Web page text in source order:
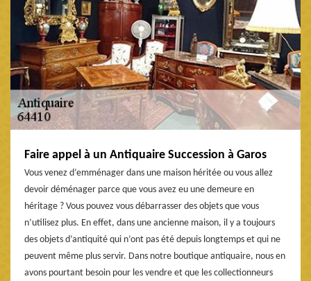
Faire appel à un Antiquaire Succession à Garos
Vous venez d’emménager dans une maison héritée ou vous allez
devoir déménager parce que vous avez eu une demeure en
héritage ? Vous pouvez vous débarrasser des objets que vous
n’utilisez plus. En effet, dans une ancienne maison, il y a toujours
des objets d’antiquité qui n’ont pas été depuis longtemps et qui ne
peuvent même plus servir. Dans notre boutique antiquaire, nous en
avons pourtant besoin pour les vendre et que les collectionneurs